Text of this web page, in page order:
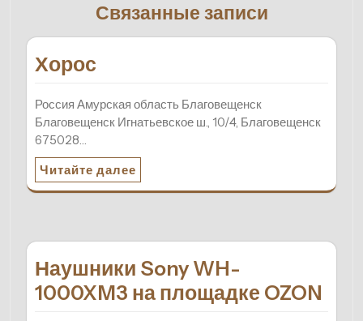
Связанные записи
Хорос
Россия Амурская область Благовещенск
Благовещенск Игнатьевское ш., 10/4, Благовещенск
675028…
Читайте далее
Наушники Sony WH-
1000XM3 на площадке OZON